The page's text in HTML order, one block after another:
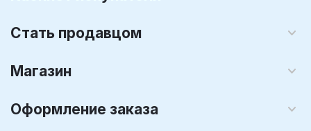
Стать продавцом
Магазин
Оформление заказа